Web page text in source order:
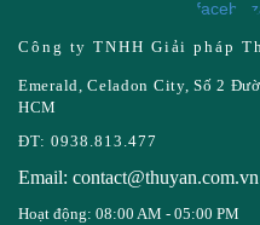
Công ty TNHH Giải pháp
Emerald, Celadon City, Số 2
HCM
ĐT: 0938.813.477
Email: contact@thuyan.com.vn
Hoạt động: 08:00 AM - 05:00 PM